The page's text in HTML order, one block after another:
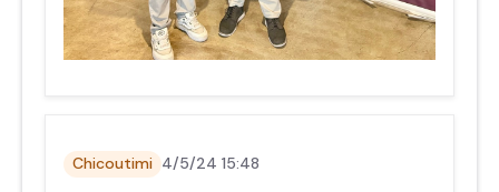
Chicoutimi 4/5/24 15:48